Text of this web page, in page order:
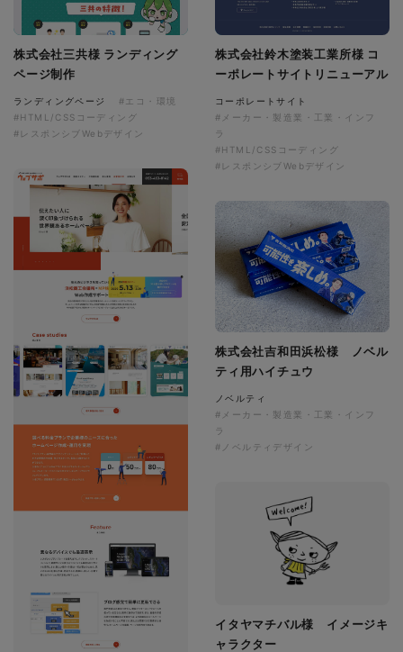
株式会社三共様 ランディング
ページ制作
ランディングページ
#エコ・環境
#HTML/CSSコーディング
#レスポンシブWebデザイン
株式会社鈴木塗装工業所様 コ
ーポレートサイトリニューアル
コーポレートサイト
#メーカー・製造業・工業・インフ
ラ
#HTML/CSSコーディング
#レスポンシブWebデザイン
株式会社吉和田浜松様 ノベル
ティ用ハイチュウ
ノベルティ
#メーカー・製造業・工業・インフ
ラ
#ノベルティデザイン
イタヤマチバル様 イメージキ
ャラクター